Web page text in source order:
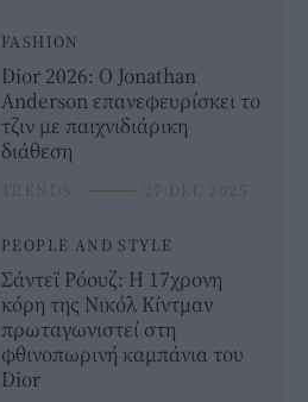
FASHION
Dior 2026: Ο Jonathan
Anderson επανεφευρίσκει το
τζιν με παιχνιδιάρικη
διάθεση
TRENDS ⸻ 27 DEC 2025
PEOPLE AND STYLE
Σάντεϊ Ρόουζ: Η 17χρονη
κόρη της Νικόλ Κίντμαν
πρωταγωνιστεί στη
φθινοπωρινή καμπάνια του
Dior